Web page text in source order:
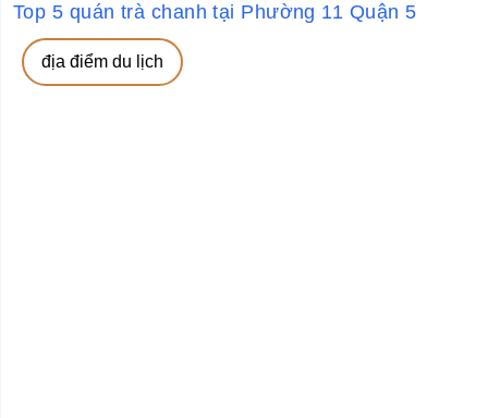
Top 5 quán trà chanh tại Phường 11 Quận 5
địa điểm du lịch